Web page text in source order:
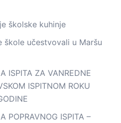
školske kuhinje
škole učestvovali u Maršu
ISPITA ZA VANREDNE
ISPITNOM ROKU
POPRAVNOG ISPITA –